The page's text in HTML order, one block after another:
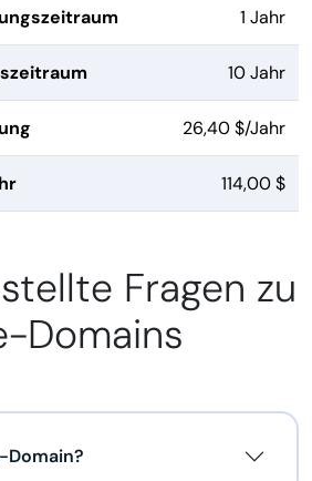
1 Jahr
10 Jahr
26,40 $/Jahr
114,00 $
Fragen zu
Domains
Domain?